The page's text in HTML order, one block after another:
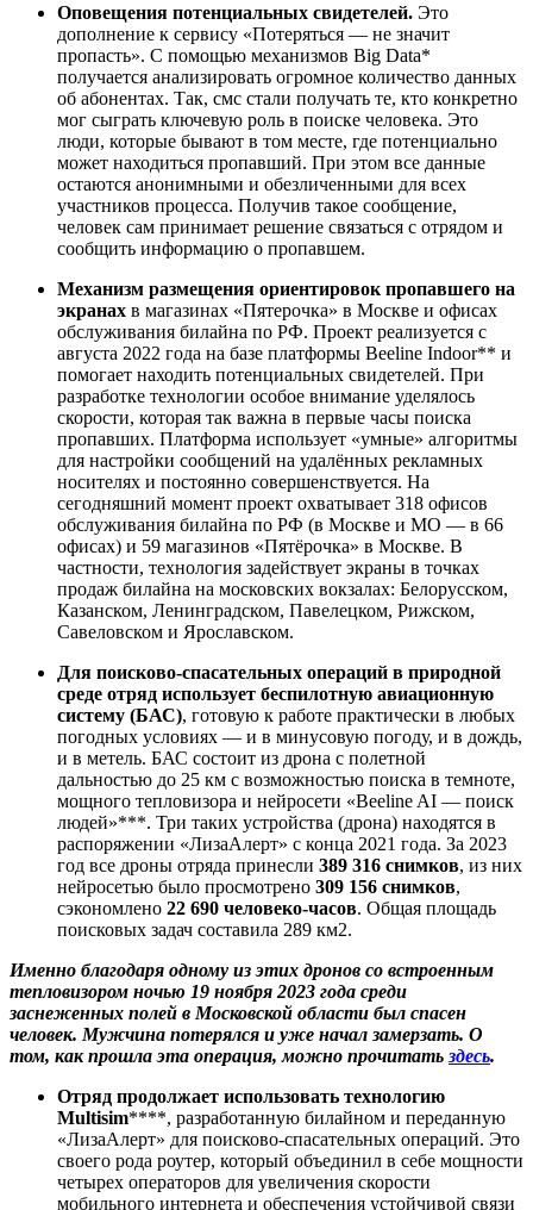
Оповещения потенциальных свидетелей. Это
дополнение к сервису «Потеряться — не значит
пропасть». С помощью механизмов Big Data*
получается анализировать огромное количество данных
об абонентах. Так, смс стали получать те, кто конкретно
мог сыграть ключевую роль в поиске человека. Это
люди, которые бывают в том месте, где потенциально
может находиться пропавший. При этом все данные
остаются анонимными и обезличенными для всех
участников процесса. Получив такое сообщение,
человек сам принимает решение связаться с отрядом и
сообщить информацию о пропавшем.
Механизм размещения ориентировок пропавшего на
экранах в магазинах «Пятерочка» в Москве и офисах
обслуживания билайна по РФ. Проект реализуется с
августа 2022 года на базе платформы Beeline Indoor** и
помогает находить потенциальных свидетелей. При
разработке технологии особое внимание уделялось
скорости, которая так важна в первые часы поиска
пропавших. Платформа использует «умные» алгоритмы
для настройки сообщений на удалённых рекламных
носителях и постоянно совершенствуется. На
сегодняшний момент проект охватывает 318 офисов
обслуживания билайна по РФ (в Москве и МО — в 66
офисах) и 59 магазинов «Пятёрочка» в Москве. В
частности, технология задействует экраны в точках
продаж билайна на московских вокзалах: Белорусском,
Казанском, Ленинградском, Павелецком, Рижском,
Савеловском и Ярославском.
Для поисково-спасательных операций в природной
среде отряд использует беспилотную авиационную
систему (БАС), готовую к работе практически в любых
погодных условиях — и в минусовую погоду, и в дождь,
и в метель. БАС состоит из дрона с полетной
дальностью до 25 км с возможностью поиска в темноте,
мощного тепловизора и нейросети «Beeline AI — поиск
людей»***. Три таких устройства (дрона) находятся в
распоряжении «ЛизаАлерт» с конца 2021 года. За 2023
год все дроны отряда принесли 389 316 снимков, из них
нейросетью было просмотрено 309 156 снимков,
сэкономлено 22 690 человеко-часов. Общая площадь
поисковых задач составила 289 км2.
Именно благодаря одному из этих дронов со встроенным
тепловизором ночью 19 ноября 2023 года среди
заснеженных полей в Московской области был спасен
человек. Мужчина потерялся и уже начал замерзать. О
том, как прошла эта операция, можно прочитать здесь.
Отряд продолжает использовать технологию
Multisim****, разработанную билайном и переданную
«ЛизаАлерт» для поисково-спасательных операций. Это
своего рода роутер, который объединил в себе мощности
четырех операторов для увеличения скорости
мобильного интернета и обеспечения устойчивой связи